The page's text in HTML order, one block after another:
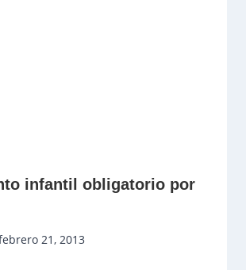
infantil obligatorio por
21, 2013